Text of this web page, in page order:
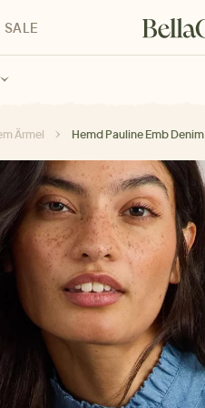
für Kinder
SALE
Ärmel Hemd Pauline Emb Denim